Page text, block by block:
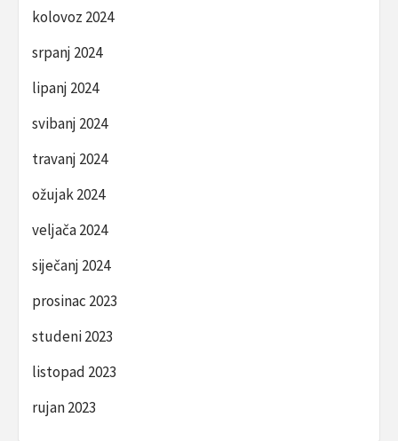
kolovoz 2024
srpanj 2024
lipanj 2024
svibanj 2024
travanj 2024
ožujak 2024
veljača 2024
siječanj 2024
prosinac 2023
studeni 2023
listopad 2023
rujan 2023